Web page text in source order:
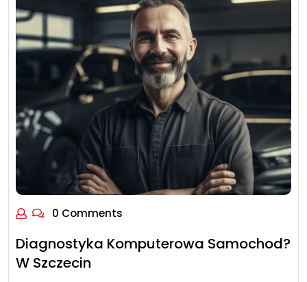
0 Comments
Diagnostyka Komputerowa Samochod?
W Szczecin